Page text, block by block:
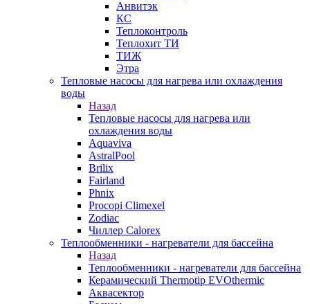
Анвитэк
КС
Теплоконтроль
Теплохит ТИ
ТИЖ
Этра
Тепловые насосы для нагрева или охлаждения
воды
Назад
Тепловые насосы для нагрева или
охлаждения воды
Aquaviva
AstralPool
Brilix
Fairland
Phnix
Procopi Climexel
Zodiac
Чиллер Calorex
Теплообменники - нагреватели для бассейна
Назад
Теплообменники - нагреватели для бассейна
Керамический Thermotip EVOthermic
Аквасектор